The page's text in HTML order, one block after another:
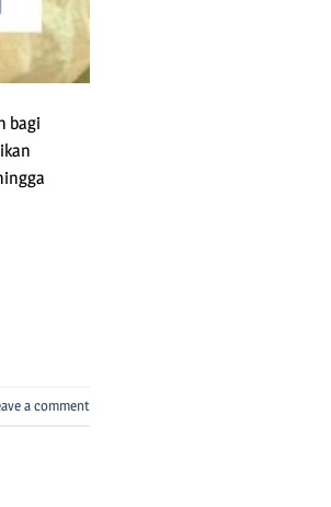
bagi
a comment